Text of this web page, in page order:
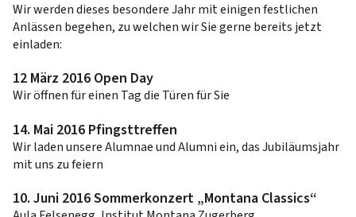
Wir werden dieses besondere Jahr mit einigen festlichen
Anlässen begehen, zu welchen wir Sie gerne bereits jetzt
einladen:
12 März 2016 Open Day
Wir öffnen für einen Tag die Türen für Sie
14. Mai 2016 Pfingsttreffen
Wir laden unsere Alumnae und Alumni ein, das Jubiläumsjahr
mit uns zu feiern
10. Juni 2016 Sommerkonzert „Montana Classics“